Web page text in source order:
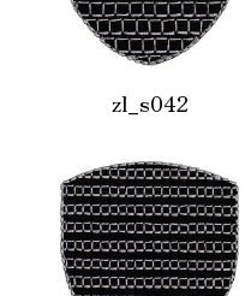
zl_s042